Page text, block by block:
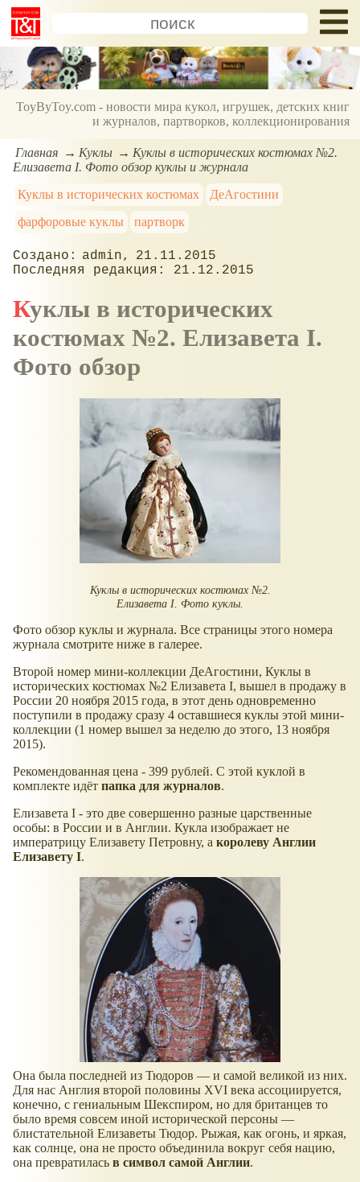
ToyByToy.com - новости мира кукол, игрушек, детских книг
и журналов, партворков, коллекционирования
Главная Куклы
Куклы в исторических костюмах №2.
Елизавета I. Фото обзор куклы и журнала
Куклы в исторических костюмах
ДеАгостини
фарфоровые куклы
партворк
admin
21.11.2015
21.12.2015
Куклы в исторических
костюмах №2. Елизавета I.
Фото обзор
Куклы в исторических костюмах №2.
Елизавета I. Фото куклы.
Фото обзор куклы и журнала. Все страницы этого номера
журнала смотрите ниже в галерее.
Второй номер мини-коллекции ДеАгостини, Куклы в
исторических костюмах №2 Елизавета I, вышел в продажу в
России 20 ноября 2015 года, в этот день одновременно
поступили в продажу сразу 4 оставшиеся куклы этой мини-
коллекции (1 номер вышел за неделю до этого, 13 ноября
2015).
Рекомендованная цена - 399 рублей. С этой куклой в
комплекте идёт папка для журналов.
Елизавета I - это две совершенно разные царственные
особы: в России и в Англии. Кукла изображает не
императрицу Елизавету Петровну, а королеву Англии
Елизавету I.
Она была последней из Тюдоров — и самой великой из них.
Для нас Англия второй половины XVI века ассоциируется,
конечно, с гениальным Шекспиром, но для британцев то
было время совсем иной исторической персоны —
блистательной Елизаветы Тюдор. Рыжая, как огонь, и яркая,
как солнце, она не просто объединила вокруг себя нацию,
она превратилась в символ самой Англии.